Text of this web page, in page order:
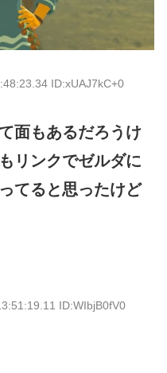
ID:xUAJ7kC+0
面もあるだろうけ
リンクでゼルダに
てると思ったけど
ID:WIbjB0fV0